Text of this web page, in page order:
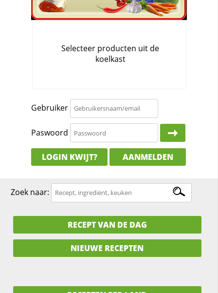
Gebruiker
Paswoord
LOGIN KWIJT? AANMELDEN
Zoek naar:
RECEPT VAN DE DAG
NIEUWE RECEPTEN